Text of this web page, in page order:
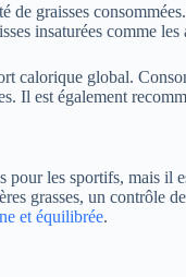
graisses
insaturées comme
calorique global.
Il est également
pour les sportifs, mais
grasses, un contrôle
et équilibrée.